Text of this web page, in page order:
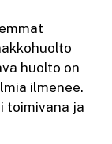
huolto on
ilmenee.
toimivana ja